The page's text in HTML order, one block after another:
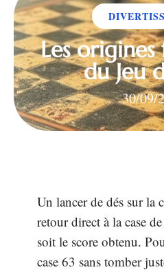
Les origines
du Jeu
30/09/
Un lancer de dés sur la
retour direct à la case
soit le score obtenu.
case 63 sans tomber